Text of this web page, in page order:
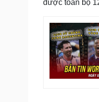
được toàn bộ